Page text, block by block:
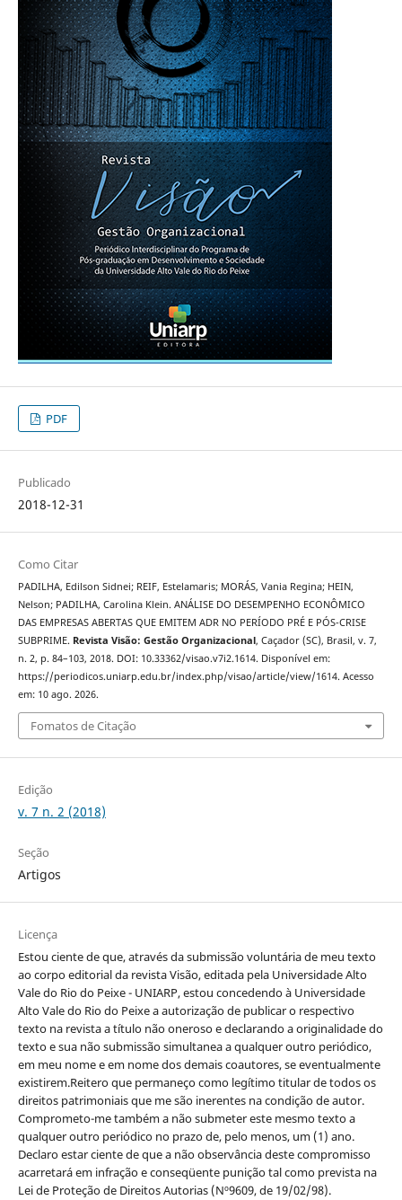
PDF
Publicado
2018-12-31
Como Citar
PADILHA, Edilson Sidnei; REIF, Estelamaris; MORÁS, Vania Regina; HEIN,
Nelson; PADILHA, Carolina Klein. ANÁLISE DO DESEMPENHO ECONÔMICO
DAS EMPRESAS ABERTAS QUE EMITEM ADR NO PERÍODO PRÉ E PÓS-CRISE
SUBPRIME. Revista Visão: Gestão Organizacional, Caçador (SC), Brasil, v. 7,
n. 2, p. 84–103, 2018. DOI: 10.33362/visao.v7i2.1614. Disponível em:
https://periodicos.uniarp.edu.br/index.php/visao/article/view/1614. Acesso
em: 10 ago. 2026.
Fomatos de Citação
Edição
v. 7 n. 2 (2018)
Seção
Artigos
Licença
Estou ciente de que, através da submissão voluntária de meu texto
ao corpo editorial da revista Visão, editada pela Universidade Alto
Vale do Rio do Peixe - UNIARP, estou concedendo à Universidade
Alto Vale do Rio do Peixe a autorização de publicar o respectivo
texto na revista a título não oneroso e declarando a originalidade do
texto e sua não submissão simultanea a qualquer outro periódico,
em meu nome e em nome dos demais coautores, se eventualmente
existirem.Reitero que permaneço como legítimo titular de todos os
direitos patrimoniais que me são inerentes na condição de autor.
Comprometo-me também a não submeter este mesmo texto a
qualquer outro periódico no prazo de, pelo menos, um (1) ano.
Declaro estar ciente de que a não observância deste compromisso
acarretará em infração e conseqüente punição tal como prevista na
Lei de Proteção de Direitos Autorias (Nº9609, de 19/02/98).